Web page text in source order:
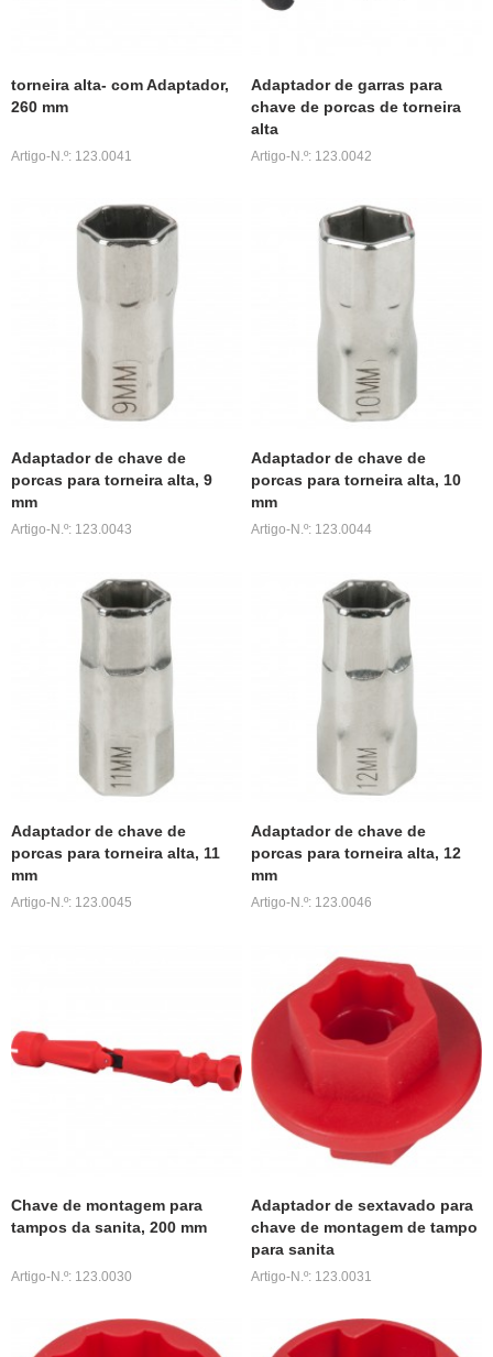
torneira alta- com Adaptador,
260 mm
Artigo-N.º: 123.0041
Adaptador de garras para
chave de porcas de torneira
alta
Artigo-N.º: 123.0042
Adaptador de chave de
porcas para torneira alta, 9
mm
Artigo-N.º: 123.0043
Adaptador de chave de
porcas para torneira alta, 10
mm
Artigo-N.º: 123.0044
Adaptador de chave de
porcas para torneira alta, 11
mm
Artigo-N.º: 123.0045
Adaptador de chave de
porcas para torneira alta, 12
mm
Artigo-N.º: 123.0046
Chave de montagem para
tampos da sanita, 200 mm
Artigo-N.º: 123.0030
Adaptador de sextavado para
chave de montagem de tampo
para sanita
Artigo-N.º: 123.0031